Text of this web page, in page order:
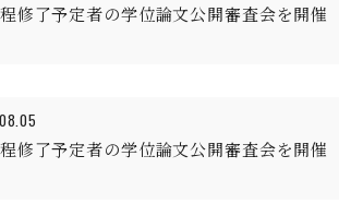
修了予定者の学位論文公開審査会を開催
修了予定者の学位論文公開審査会を開催